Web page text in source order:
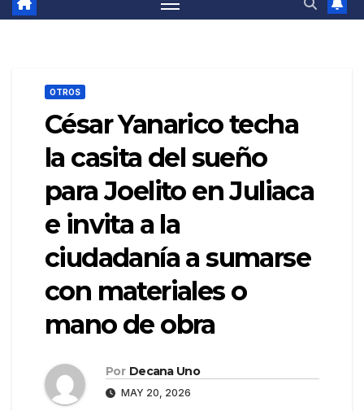
OTROS
César Yanarico techa
la casita del sueño
para Joelito en Juliaca
e invita a la
ciudadanía a sumarse
con materiales o
mano de obra
Por Decana Uno
MAY 20, 2026